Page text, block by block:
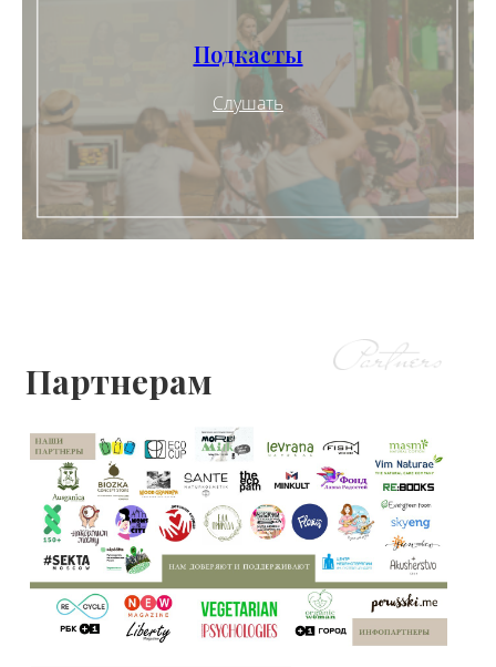
Подкасты
Слушать
Партнерам